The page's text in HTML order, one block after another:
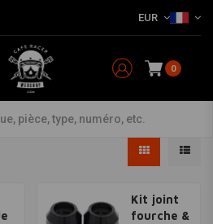
EUR
0
de fourches
et pièces de fourches
Kit joint
fourche &